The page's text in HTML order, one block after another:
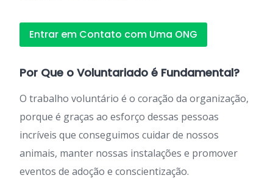
Entrar em Contato com Uma ONG
Por Que o Voluntariado é Fundamental?
O trabalho voluntário é o coração da organização,
porque é graças ao esforço dessas pessoas
incríveis que conseguimos cuidar de nossos
animais, manter nossas instalações e promover
eventos de adoção e conscientização.